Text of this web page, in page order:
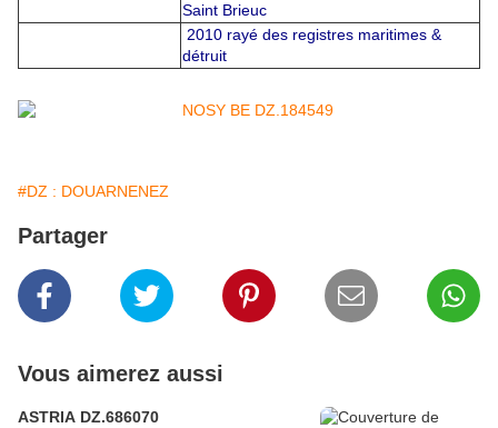
Saint Brieuc
2010 rayé des registres maritimes &
détruit
#DZ : DOUARNENEZ
Partager
Vous aimerez aussi
ASTRIA DZ.686070